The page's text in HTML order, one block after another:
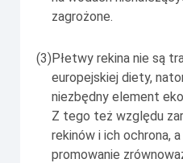
zagrożone.
(3)Płetwy rekina nie są
europejskiej diety,
niezbędny element
Z tego też względu
rekinów i ich ochrona,
promowanie